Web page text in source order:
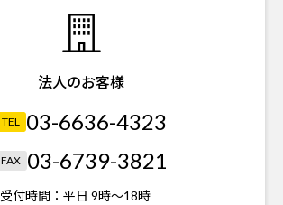
法人のお客様
TEL 03-6636-4323
FAX 03-6739-3821
受付時間： 平日 9時～18時